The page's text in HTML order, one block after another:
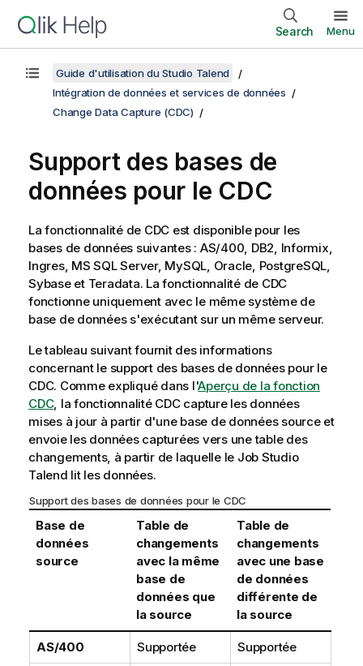
Search Menu
Guide d'utilisation du Studio Talend
Intégration de données et services de données
Change Data Capture (CDC)
Support des bases de
données pour le CDC
La fonctionnalité de CDC est disponible pour les
bases de données suivantes : AS/400, DB2, Informix,
Ingres, MS SQL Server, MySQL, Oracle, PostgreSQL,
Sybase et Teradata. La fonctionnalité de CDC
fonctionne uniquement avec le même système de
base de données s'exécutant sur un même serveur.
Le tableau suivant fournit des informations
concernant le support des bases de données pour le
CDC. Comme expliqué dans l'Aperçu de la fonction
CDC, la fonctionnalité CDC capture les données
mises à jour à partir d'une base de données source et
envoie les données capturées vers une table des
changements, à partir de laquelle le Job Studio
Talend lit les données.
Support des bases de données pour le CDC
Base de
données
source
Table de
changements
avec la même
base de
données que
la source
Table de
changements
avec une base
de données
différente de
la source
AS/400 Supportée Supportée